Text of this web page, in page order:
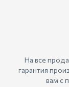
На все
гарантия
вам с